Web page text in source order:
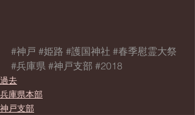
#神戸 #姫路 #護国神社 #春季慰霊大祭
#兵庫県 #神戸支部 #2018
過去
兵庫県本部
神戸支部